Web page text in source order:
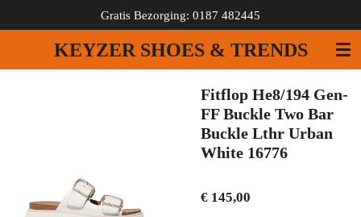
direct
de
KEYZER SHOES & TRENDS
Gratis Bezorging: 0187 482445
Fitflop He8/194 Gen-
FF Buckle Two Bar
Buckle Lthr Urban
White 16776
€ 145,00